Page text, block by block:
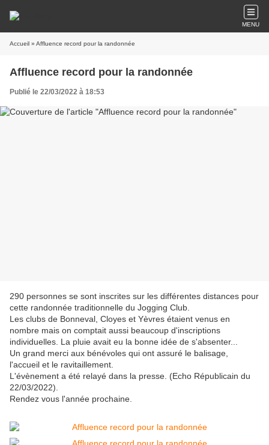
MENU
Accueil » Affluence record pour la randonnée
Affluence record pour la randonnée
Publié le 22/03/2022 à 18:53
290 personnes se sont inscrites sur les différentes distances pour
cette randonnée traditionnelle du Jogging Club.
Les clubs de Bonneval, Cloyes et Yèvres étaient venus en
nombre mais on comptait aussi beaucoup d'inscriptions
individuelles. La pluie avait eu la bonne idée de s'absenter...
Un grand merci aux bénévoles qui ont assuré le balisage,
l'accueil et le ravitaillement.
L'évènement a été relayé dans la presse. (Echo Républicain du
22/03/2022).
Rendez vous l'année prochaine.